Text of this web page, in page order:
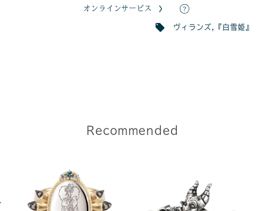
オンラインサービス
ヴィランズ 『白雪姫』
Recommended